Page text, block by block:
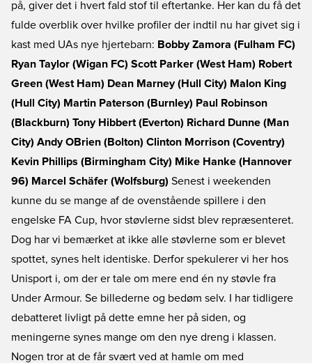
på, giver det i hvert fald stof til eftertanke. Her kan du få det
fulde overblik over hvilke profiler der indtil nu har givet sig i
kast med UAs nye hjertebarn: Bobby Zamora (Fulham FC)
Ryan Taylor (Wigan FC) Scott Parker (West Ham) Robert
Green (West Ham) Dean Marney (Hull City) Malon King
(Hull City) Martin Paterson (Burnley) Paul Robinson
(Blackburn) Tony Hibbert (Everton) Richard Dunne (Man
City) Andy OBrien (Bolton) Clinton Morrison (Coventry)
Kevin Phillips (Birmingham City) Mike Hanke (Hannover
96) Marcel Schäfer (Wolfsburg) Senest i weekenden
kunne du se mange af de ovenstående spillere i den
engelske FA Cup, hvor støvlerne sidst blev repræsenteret.
Dog har vi bemærket at ikke alle støvlerne som er blevet
spottet, synes helt identiske. Derfor spekulerer vi her hos
Unisport i, om der er tale om mere end én ny støvle fra
Under Armour. Se billederne og bedøm selv. I har tidligere
debatteret livligt på dette emne her på siden, og
meningerne synes mange om den nye dreng i klassen.
Nogen tror at de får svært ved at hamle om med